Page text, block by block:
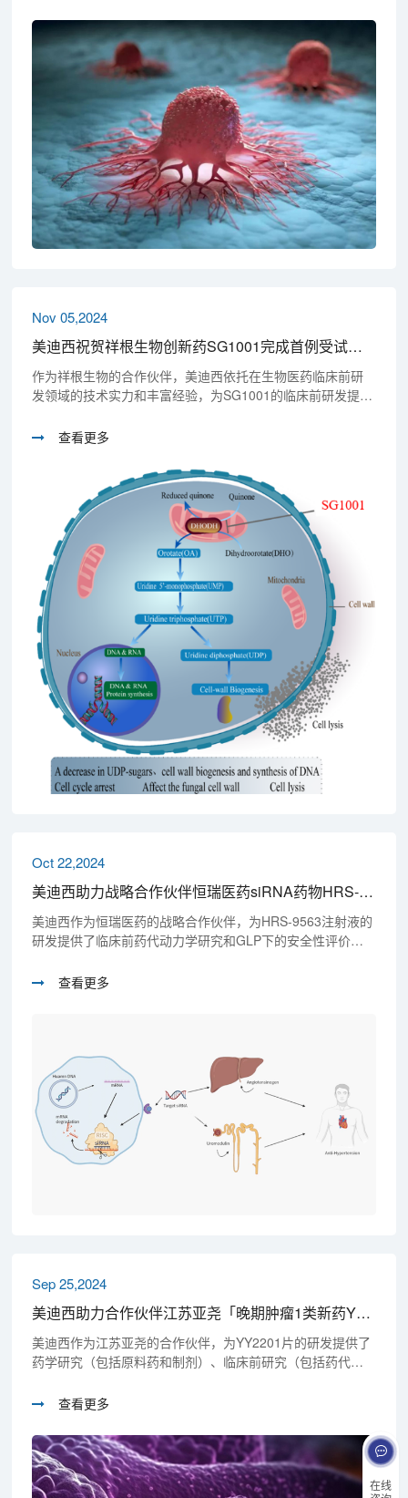
在线
Nov 05,2024
美迪西祝贺祥根生物创新药SG1001完成首例受试者给药
作为祥根生物的合作伙伴，美迪西依托在生物医药临床前研
发领域的技术实力和丰富经验，为SG1001的临床前研发提供
验提供了有力的支持。
查看更多
Oct 22,2024
美迪西助力战略合作伙伴恒瑞医药siRNA药物HRS-9563注射液获批临床
美迪西作为恒瑞医药的战略合作伙伴，为HRS-9563注射液的
研发提供了临床前药代动力学研究和GLP下的安全性评价。
又一重要成果！
查看更多
Sep 25,2024
美迪西助力合作伙伴江苏亚尧「晚期肿瘤1类新药YY2201片」IND获FDA批准
美迪西作为江苏亚尧的合作伙伴，为YY2201片的研发提供了
药学研究（包括原料药和制剂）、临床前研究（包括药代动
全力保障其高效、高质研发。
查看更多